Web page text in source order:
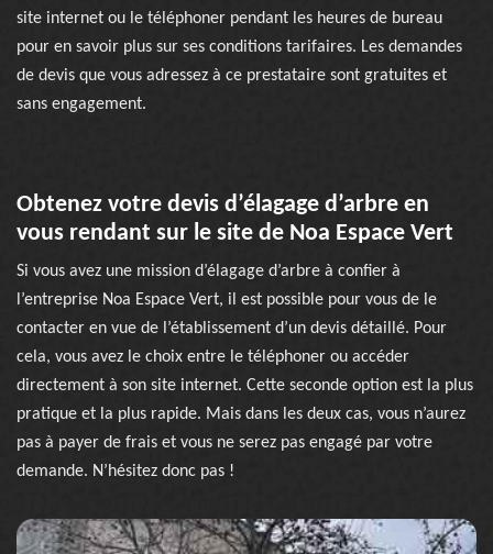
site internet ou le téléphoner pendant les heures de bureau
pour en savoir plus sur ses conditions tarifaires. Les demandes
de devis que vous adressez à ce prestataire sont gratuites et
sans engagement.
Obtenez votre devis d’élagage d’arbre en
vous rendant sur le site de Noa Espace Vert
Si vous avez une mission d’élagage d’arbre à confier à
l’entreprise Noa Espace Vert, il est possible pour vous de le
contacter en vue de l’établissement d’un devis détaillé. Pour
cela, vous avez le choix entre le téléphoner ou accéder
directement à son site internet. Cette seconde option est la plus
pratique et la plus rapide. Mais dans les deux cas, vous n’aurez
pas à payer de frais et vous ne serez pas engagé par votre
demande. N’hésitez donc pas !